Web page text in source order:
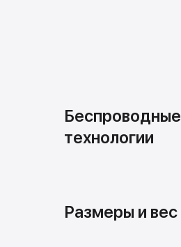
Беспроводные
технологии
Размеры и вес